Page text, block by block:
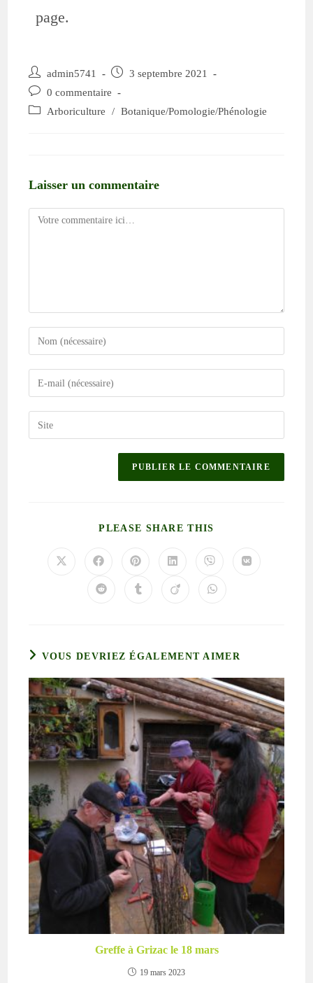
page.
admin5741
3 septembre 2021
0 commentaire
Arboriculture
/ Botanique/Pomologie/Phénologie
Laisser un commentaire
PLEASE SHARE THIS
VOUS DEVRIEZ ÉGALEMENT AIMER
Greffe à Grizac le 18 mars
19 mars 2023